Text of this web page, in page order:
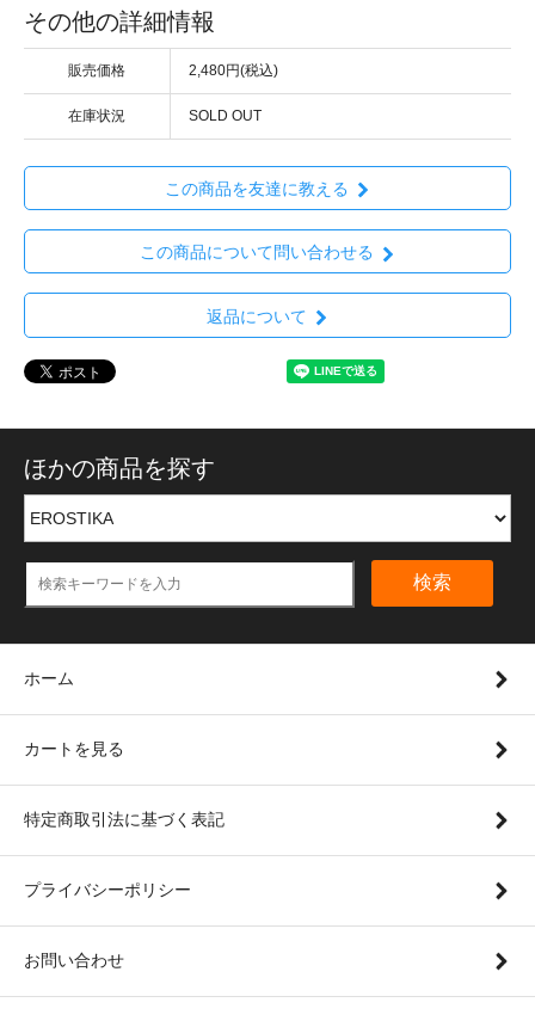
その他の詳細情報
販売価格 2,480円(税込)
在庫状況 SOLD OUT
この商品を友達に教える
この商品について問い合わせる
返品について
ほかの商品を探す
検索
ホーム
カートを見る
特定商取引法に基づく表記
プライバシーポリシー
お問い合わせ